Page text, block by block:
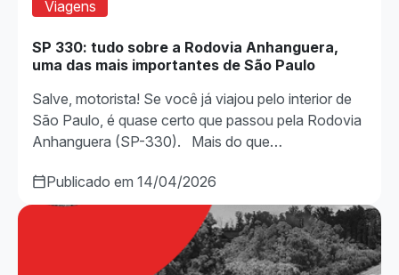
Viagens
SP 330: tudo sobre a Rodovia Anhanguera,
uma das mais importantes de São Paulo
Salve, motorista! Se você já viajou pelo interior de
São Paulo, é quase certo que passou pela Rodovia
Anhanguera (SP-330). Mais do que…
Publicado em 14/04/2026